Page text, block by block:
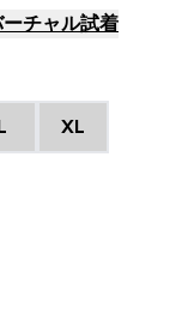
ーチャル試着
XL